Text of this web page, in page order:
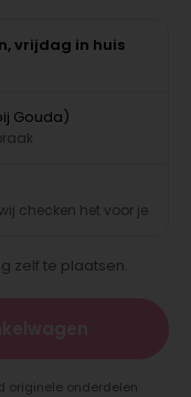
vrijdag in huis
Gouda)
, wij checken het voor je
zelf te plaatsen.
originele onderdelen